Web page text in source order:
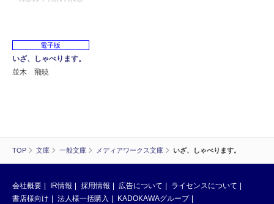
TOP 文庫 一般文庫 メディアワークス文庫 いざ、しゃべります。
電子版
いざ、しゃべります。
並木 飛暁
会社概要 IR情報 採用情報 広告について
ライセンスについて
書店様向け
法人様一括購入 KADOKAWAグループ